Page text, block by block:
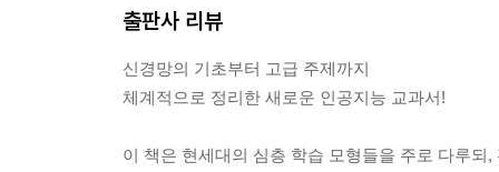
2.5.3 심층 자동부호기 116
2.5.5 은닉층이 입력층보다 넓은 경우 120
2.5.6 기타 응용 122
2.5.8 논의 128
출판사 리뷰
신경망의 기초부터 고급 주제까지
체계적으로 정리한 새로운 인공지능 교과서!
이 책은 현세대의 심층 학습 모형들을 주로 다루